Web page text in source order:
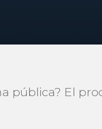
pública? El